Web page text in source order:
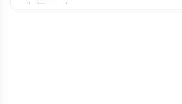
la litispendance